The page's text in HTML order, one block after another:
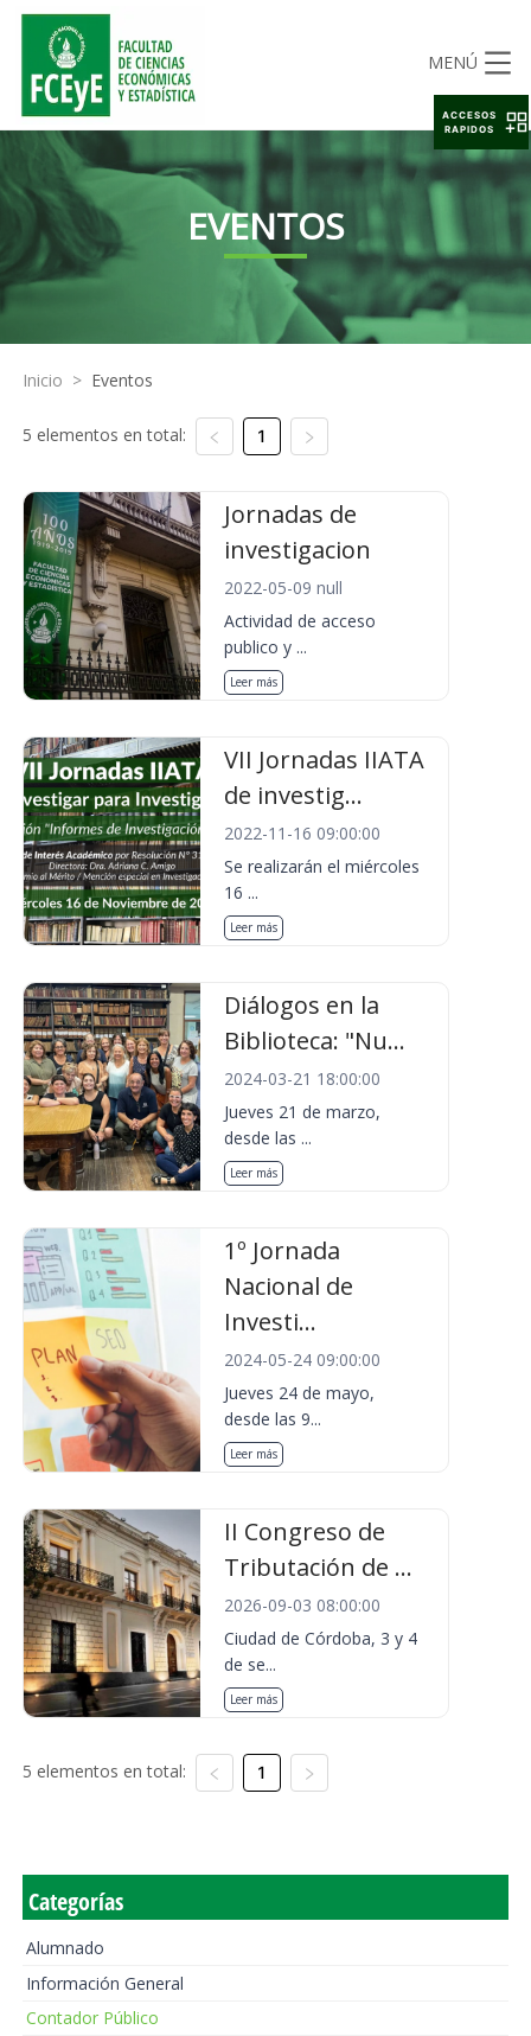
MENÚ
EVENTOS
Inicio > Eventos
5 elementos en total: 1
Jornadas de
investigacion
2022-05-09 null
Actividad de acceso
publico y ...
Leer más
VII Jornadas IIATA
de investig...
2022-11-16 09:00:00
Se realizarán el miércoles
16 ...
Leer más
Diálogos en la
Biblioteca: "Nu...
2024-03-21 18:00:00
Jueves 21 de marzo,
desde las ...
Leer más
1º Jornada
Nacional de
Investi...
2024-05-24 09:00:00
Jueves 24 de mayo,
desde las 9...
Leer más
II Congreso de
Tributación de ...
2026-09-03 08:00:00
Ciudad de Córdoba, 3 y 4
de se...
Leer más
5 elementos en total: 1
Categorías
Alumnado
Información General
Contador Público
ACCESOS
RAPIDOS